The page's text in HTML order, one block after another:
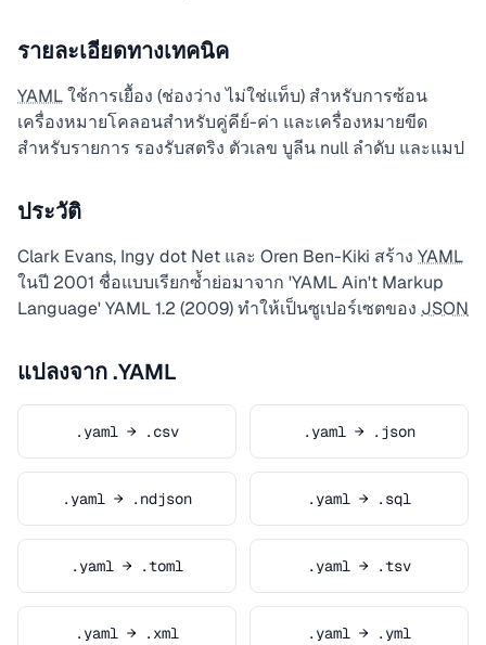
รายละเอียดทางเทคนิค
YAMLใช้การเยื้อง (ช่องว่าง ไม่ใช่แท็บ) สำหรับการซ้อน
เครื่องหมายโคลอนสำหรับคู่คีย์-ค่า และเครื่องหมายขีด
สำหรับรายการ รองรับสตริง ตัวเลข บูลีน null ลำดับ และแมป
ประวัติ
Clark Evans, Ingy dot Net และ Oren Ben-Kiki สร้าง YAML
ในปี 2001 ชื่อแบบเรียกซ้ำย่อมาจาก 'YAML Ain't Markup
Language' YAML 1.2 (2009) ทำให้เป็นซูเปอร์เซตของ JSON
แปลงจาก .YAML
.yaml → .csv .yaml → .json
.yaml → .ndjson .yaml → .sql
.yaml → .toml .yaml → .tsv
.yaml → .xml .yaml → .yml